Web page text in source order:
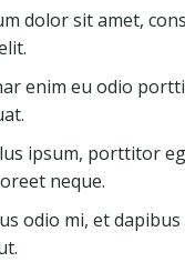
dolor sit amet,
enim eu odio
ipsum, porttitor
neque.
odio mi, et